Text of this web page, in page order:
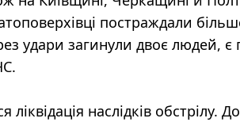
постраждали
удари загинули двоє людей,
ліквідація наслідків обстрілу.